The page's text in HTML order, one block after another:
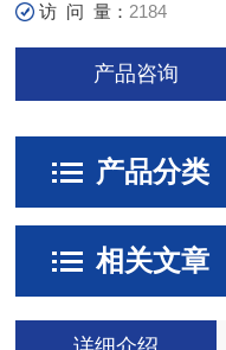
访 问 量： 2184
产品咨询
产品分类
相关文章